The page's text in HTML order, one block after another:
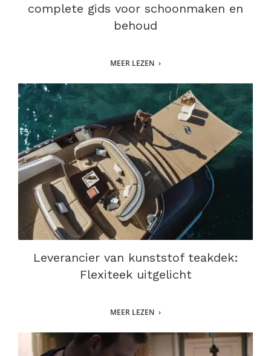
complete gids voor schoonmaken en
behoud
MEER LEZEN
Leverancier van kunststof teakdek:
Flexiteek uitgelicht
MEER LEZEN